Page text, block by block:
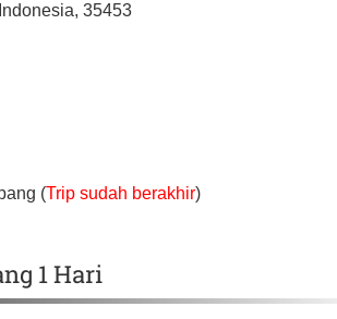
Indonesia, 35453
(Trip sudah berakhir)
1 Hari